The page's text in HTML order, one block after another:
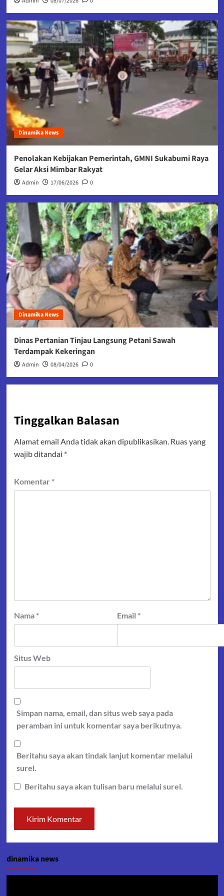
Dinamika News
Penolakan Kebijakan Pemerintah, GMNI Sukabumi Raya
Gelar Aksi Mimbar Rakyat
Admin 17/06/2026 0
Dinamika News
Dinas Pertanian Tinjau Langsung Petani Sawah
Terdampak Kekeringan
Admin 08/04/2026 0
Tinggalkan Balasan
Alamat email Anda tidak akan dipublikasikan. Ruas yang
wajib ditandai *
Komentar *
Nama * Email *
Situs Web
Simpan nama, email, dan situs web saya pada
peramban ini untuk komentar saya berikutnya.
Beritahu saya akan tindak lanjut komentar melalui
surel.
Beritahu saya akan tulisan baru melalui surel.
dinamika news